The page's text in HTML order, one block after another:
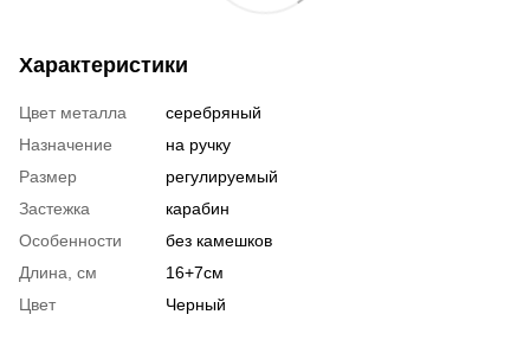
Характеристики
Цвет металла
серебряный
Назначение
на ручку
Размер
регулируемый
Застежка
карабин
Особенности
без камешков
Длина, см
16+7см
Цвет
Черный